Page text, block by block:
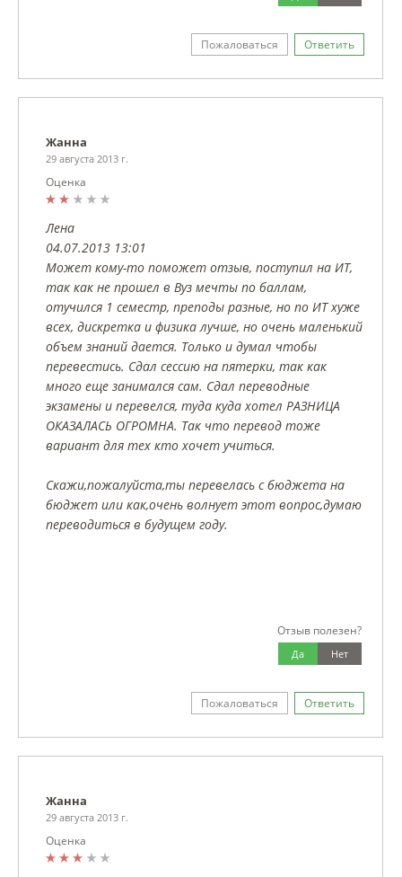
Пожаловаться Ответить
Жанна
29 августа 2013 г.
Оценка
Лена
04.07.2013 13:01
Может кому-то поможет отзыв, поступил на ИТ,
так как не прошел в Вуз мечты по баллам,
отучился 1 семестр, преподы разные, но по ИТ хуже
всех, дискретка и физика лучше, но очень маленький
объем знаний дается. Только и думал чтобы
перевестись. Сдал сессию на пятерки, так как
много еще занимался сам. Сдал переводные
экзамены и перевелся, туда куда хотел РАЗНИЦА
ОКАЗАЛАСЬ ОГРОМНА. Так что перевод тоже
вариант для тех кто хочет учиться.
Скажи,пожалуйста,ты перевелась с бюджета на
бюджет или как,очень волнует этот вопрос,думаю
переводиться в будущем году.
Отзыв полезен?
Нет
Да
Пожаловаться Ответить
Жанна
29 августа 2013 г.
Оценка